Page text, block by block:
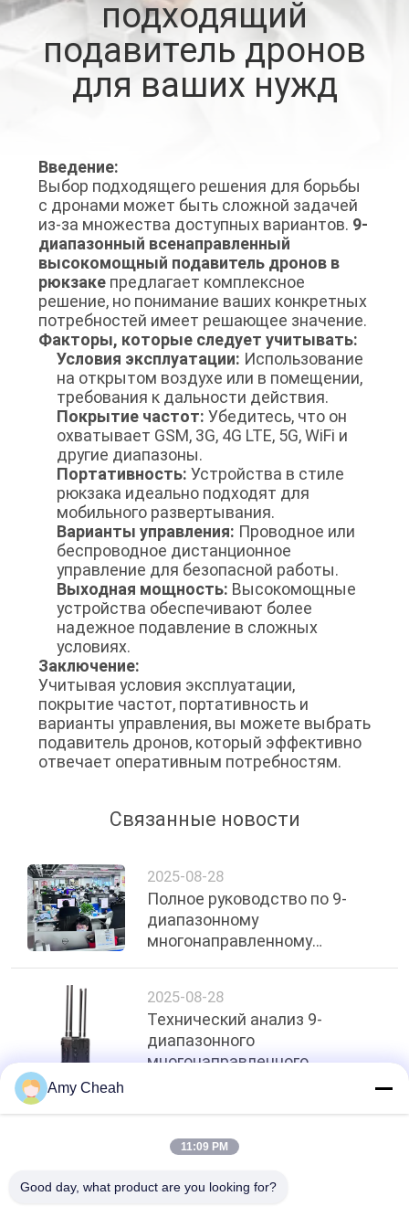
ФАБРИКЕ
ПРОВЕРКА
КАЧЕСТВА
СВЯЖИТЕСЬ
МЫ
НОВОСТИ
СЛУЧАИ
ЗАПРОС
ЦИТАТЫ
КАРТА
САЙТА
PRIVACY
POLICY
подходящий
подавитель дронов
для ваших нужд
Введение:
Выбор подходящего решения для борьбы
с дронами может быть сложной задачей
из-за множества доступных вариантов. 9-
диапазонный всенаправленный
высокомощный подавитель дронов в
рюкзакепредлагает комплексное
решение, но понимание ваших конкретных
потребностей имеет решающее значение.
Факторы, которые следует учитывать:
Условия эксплуатации: Использование
на открытом воздухе или в помещении,
требования к дальности действия.
Покрытие частот: Убедитесь, что он
охватывает GSM, 3G, 4G LTE, 5G, WiFi и
другие диапазоны.
Портативность: Устройства в стиле
рюкзака идеально подходят для
мобильного развертывания.
Варианты управления: Проводное или
беспроводное дистанционное
управление для безопасной работы.
Выходная мощность: Высокомощные
устройства обеспечивают более
надежное подавление в сложных
условиях.
Заключение:
Учитывая условия эксплуатации,
покрытие частот, портативность и
варианты управления, вы можете выбрать
подавитель дронов, который эффективно
отвечает оперативным потребностям.
Связанные новости
2025-08-28
Полное руководство по 9-
диапазонному
многонаправленному
рюкзака
2025-08-28
Технический анализ 9-
диапазонного
многонаправленного
Топ
Amy Cheah
11:09 PM
Good day, what product are you looking for?